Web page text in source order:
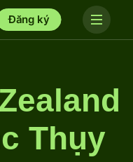
Đăng ký
Thụy